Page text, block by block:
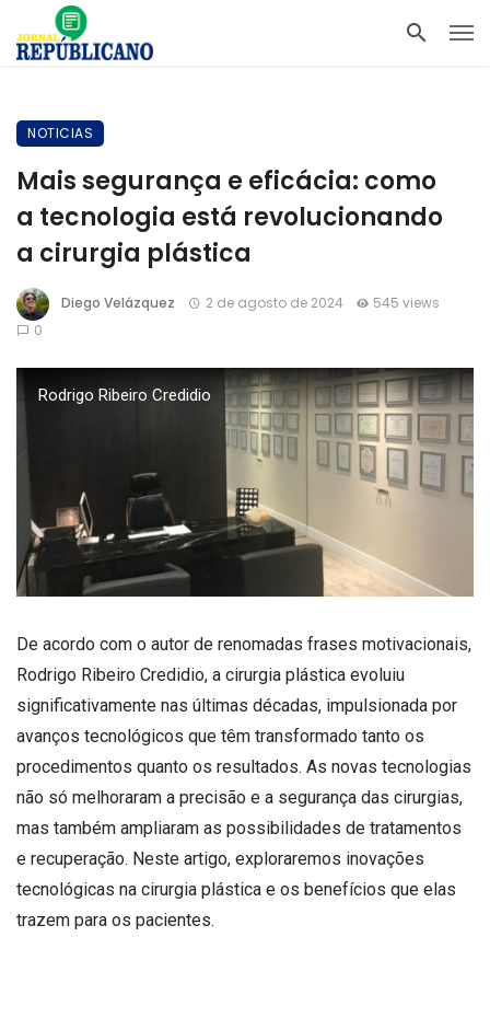
NOTICIAS
Mais segurança e eficácia: como
a tecnologia está revolucionando
a cirurgia plástica
Diego Velázquez 2 de agosto de 2024
545 views
0
Rodrigo Ribeiro Credidio
De acordo com o autor de renomadas frases motivacionais,
Rodrigo Ribeiro Credidio, a cirurgia plástica evoluiu
significativamente nas últimas décadas, impulsionada por
avanços tecnológicos que têm transformado tanto os
procedimentos quanto os resultados. As novas tecnologias
não só melhoraram a precisão e a segurança das cirurgias,
mas também ampliaram as possibilidades de tratamentos
e recuperação. Neste artigo, exploraremos inovações
tecnológicas na cirurgia plástica e os benefícios que elas
trazem para os pacientes.